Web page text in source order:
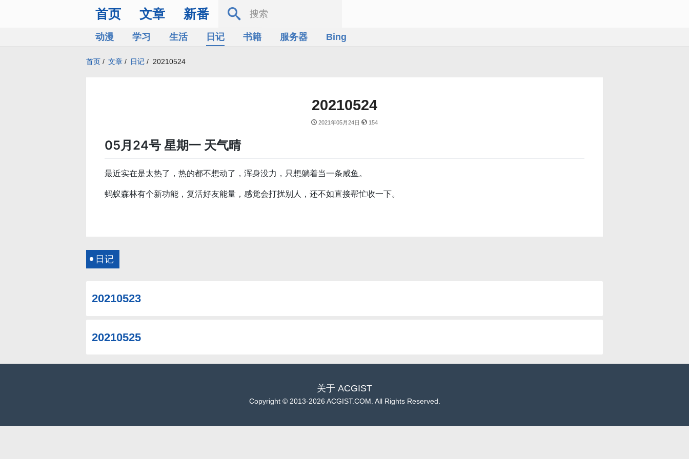
首页 文章 新番
动漫 学习 生活 日记 书籍 服务器 Bing
首页 / 文章 / 日记 / 20210524
20210524
2021年05月24日 154
05月24号 星期一 天气晴
最近实在是太热了，热的都不想动了，浑身没力，只想躺着当一条咸鱼。
蚂蚁森林有个新功能，复活好友能量，感觉会打扰别人，还不如直接帮忙收一下。
日记
20210523
20210525
关于 ACGIST
Copyright ©2013-2026 ACGIST.COM. All Rights Reserved.